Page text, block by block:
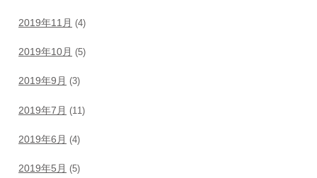
2019年11月 (4)
2019年10月 (5)
2019年9月 (3)
2019年7月 (11)
2019年6月 (4)
2019年5月 (5)